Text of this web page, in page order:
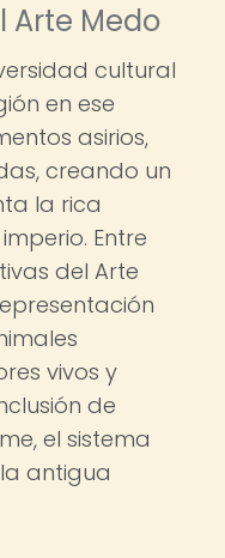
Arte Medo
cultural
en ese
asirios,
creando un
la rica
Entre
del Arte
vivos y
de
el sistema
antigua